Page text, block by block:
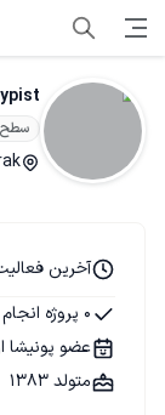
سطح ۰
آخرین فعالیت 04 شهریور
0 پروژه انجام شده
عضو پونیشا از 06 تیر
متولد 1383